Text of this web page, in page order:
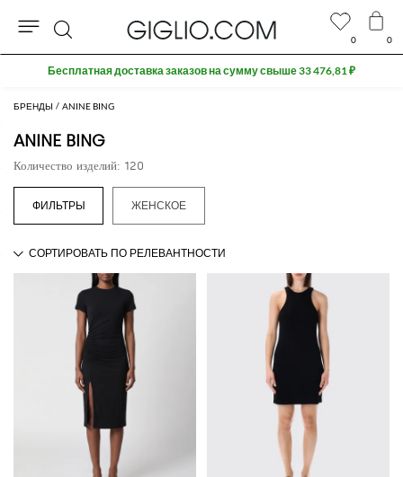
БРЕНДЫ ANINE BING
ANINE BING
Количество изделий: 120
ЖЕНСКОЕ
0 0
Поиск
Extra 10% off SALE